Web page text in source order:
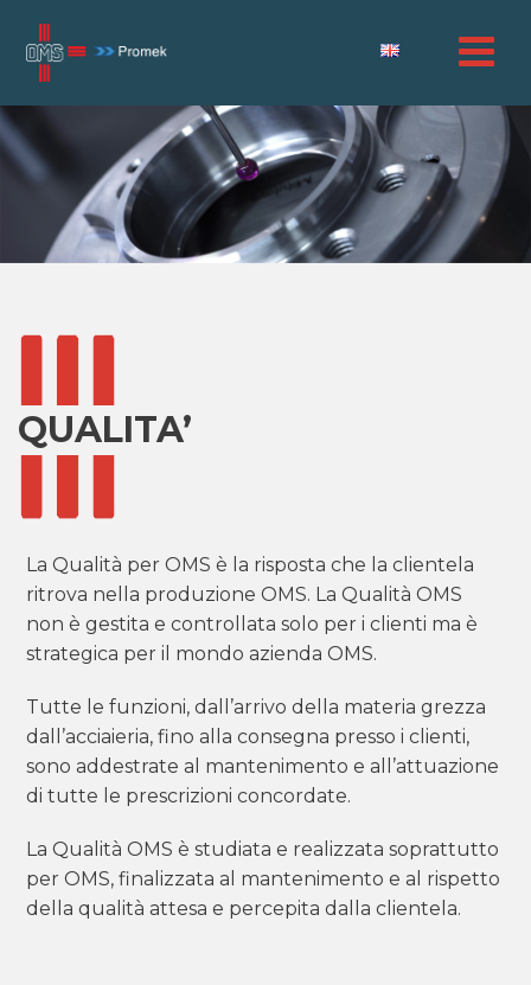
QUALITA’
La Qualità per OMS è la risposta che la clientela
ritrova nella produzione OMS. La Qualità OMS
non è gestita e controllata solo per i clienti ma è
strategica per il mondo azienda OMS.
Tutte le funzioni, dall’arrivo della materia grezza
dall’acciaieria, fino alla consegna presso i clienti,
sono addestrate al mantenimento e all’attuazione
di tutte le prescrizioni concordate.
La Qualità OMS è studiata e realizzata soprattutto
per OMS, finalizzata al mantenimento e al rispetto
della qualità attesa e percepita dalla clientela.